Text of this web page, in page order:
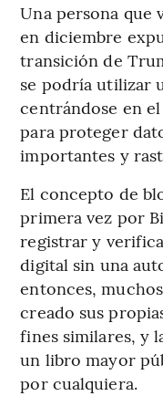
Una persona que
en diciembre
transición de
se podría utilizar
centrándose en
para proteger
importantes y
El concepto de
primera vez por
registrar y
digital sin una
entonces,
creado sus
fines similares, y
un libro mayor
por cualquiera.